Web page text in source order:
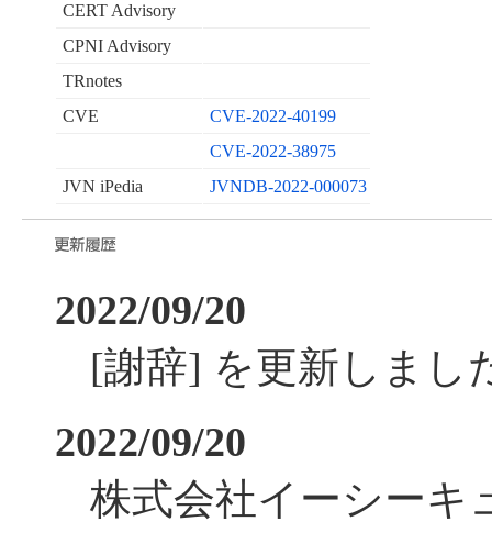
CERT Advisory
CPNI Advisory
TRnotes
CVE
CVE-2022-40199
CVE-2022-38975
JVN iPedia
JVNDB-2022-000073
2022/09/20
[謝辞] を更新しまし
2022/09/20
株式会社イーシーキ